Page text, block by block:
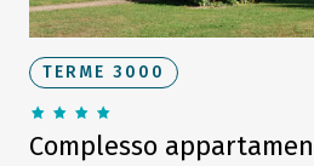
TERME 3000
Complesso